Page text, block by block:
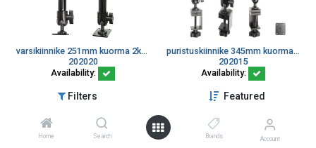
Filters Featured
Home Search Brands Account
varsikiinnike 251mm kuorma 2kg AMPS
202020
Availability:
48.16
puristuskiinnike 345mm kuorma 1kg Ø30mm putkelle
202015
Availability:
58.17€